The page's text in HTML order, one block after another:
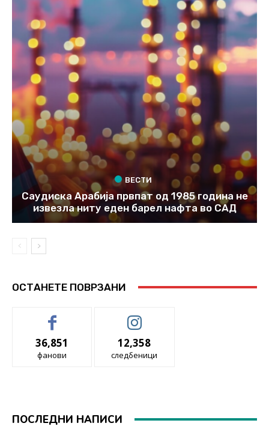
ВЕСТИ
Саудиска Арабија првпат од 1985 година не
извезла ниту еден барел нафта во САД
ОСТАНЕТЕ ПОВРЗАНИ
36,851
фанови
12,358
следбеници
ПОСЛЕДНИ НАПИСИ